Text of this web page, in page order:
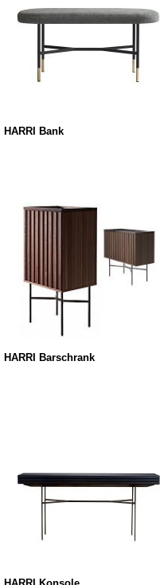
HARRI Bank
HARRI Barschrank